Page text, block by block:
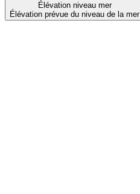
Élévation niveau mer
Élévation prévue du niveau de la mer